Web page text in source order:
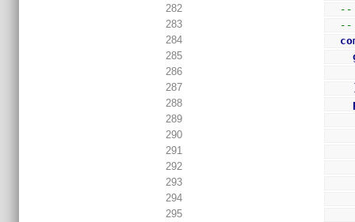
282
--
283
284
285
286
287
288
289
290
291
292
293
294
295